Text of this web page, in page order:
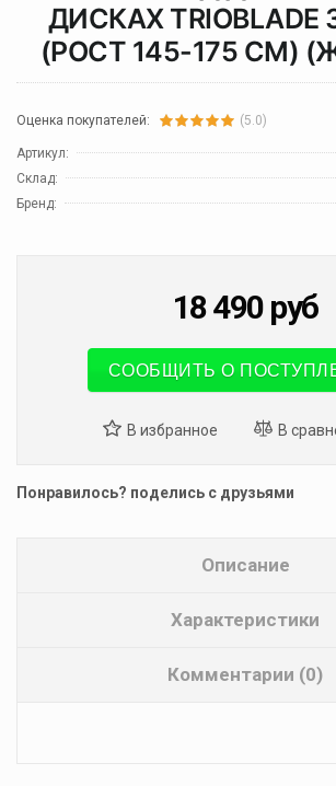
ДИСКАХ TRIOBLADE
(РОСТ 145-175 СМ)
Оценка покупателей: (5.0)
Артикул:
Склад:
Бренд:
18 490 руб
СООБЩИТЬ О
Понравилось? поделись с друзьями
Описание
Характеристики
Комментарии (0)